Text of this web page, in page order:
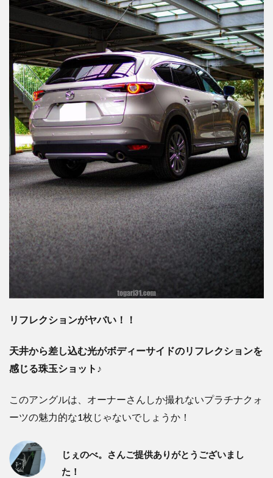
リフレクションがヤバい！！
天井から差し込む光がボディーサイドのリフレクションを
感じる珠玉ショット♪
このアングルは、オーナーさんしか撮れないプラチナクォ
ーツの魅力的な1枚じゃないでしょうか！
じぇのべ。さんご提供ありがとうございまし
た！